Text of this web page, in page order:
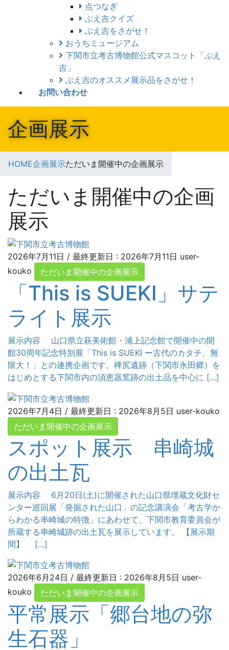
点つなぎ
ぶえ吉クイズ
ぶえ吉をさがせ！
おうちミュージアム
下関市立考古博物館公式マスコット「ぶえ
吉」
ぶえ吉のオススメ展示品をさがせ！
お問い合わせ
企画展示
HOME企画展示ただいま開催中の企画展示
ただいま開催中の企画
展示
2026年7月11日 / 最終更新日 : 2026年7月11日 user-
kouko
ただいま開催中の企画展示
「This is SUEKI」サテ
ライト展示
展示内容 山口県立萩美術館・浦上記念館で開催中の開
館30周年記念特別展「This is SUEKI ー古代のカタチ、無
限大！」との連携企画です。稗尻遺跡（下関市永田郷）を
はじめとする下関市内の須恵器窯跡の出土品を中心に […]
2026年7月4日 / 最終更新日 : 2026年8月5日 user-kouko
ただいま開催中の企画展示
スポット展示 串崎城
の出土瓦
展示内容 6月20日(土)に開催された山口県埋蔵文化財セ
ンター巡回展「発掘された山口」の記念講演会「考古学か
らわかる串崎城の特徴」にあわせて、下関市教育委員会が
所蔵する串崎城跡の出土瓦を展示しています。 【展示期
間】 […]
2026年6月24日 / 最終更新日 : 2026年8月5日 user-
kouko
ただいま開催中の企画展示
平常展示「郷台地の弥
生石器」